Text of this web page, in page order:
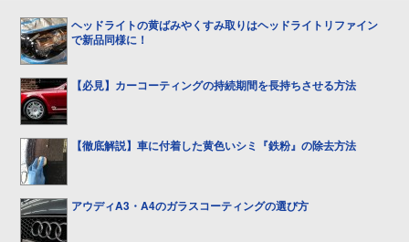
ヘッドライトの黄ばみやくすみ取りはヘッドライトリファイン
で新品同様に！
【必見】カーコーティングの持続期間を長持ちさせる方法
【徹底解説】車に付着した黄色いシミ『鉄粉』の除去方法
アウディA3・A4のガラスコーティングの選び方